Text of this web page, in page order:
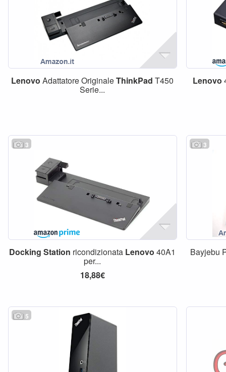
Lenovo Adattatore OriginaleThinkPad T450
Serie...
Lenovo
3
Docking Station ricondizionata Lenovo 40A1
per...
18,88€
3
Bayjebu
5